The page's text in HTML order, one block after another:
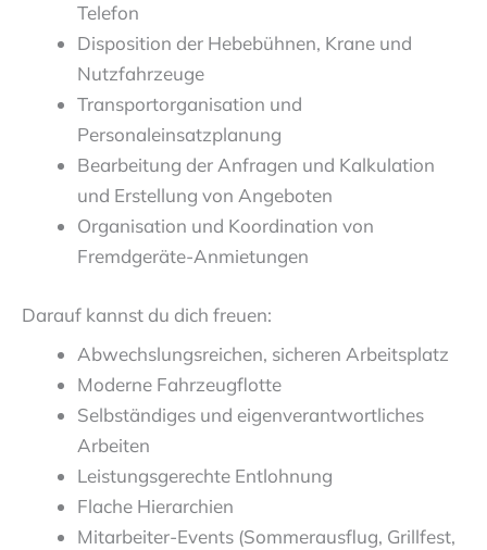
Telefon
Disposition der Hebebühnen, Krane und
Nutzfahrzeuge
Transportorganisation und
Personaleinsatzplanung
Bearbeitung der Anfragen und Kalkulation
und Erstellung von Angeboten
Organisation und Koordination von
Fremdgeräte-Anmietungen
Darauf kannst du dich freuen:
Abwechslungsreichen, sicheren Arbeitsplatz
Moderne Fahrzeugflotte
Selbständiges und eigenverantwortliches
Arbeiten
Leistungsgerechte Entlohnung
Flache Hierarchien
Mitarbeiter-Events (Sommerausflug, Grillfest,